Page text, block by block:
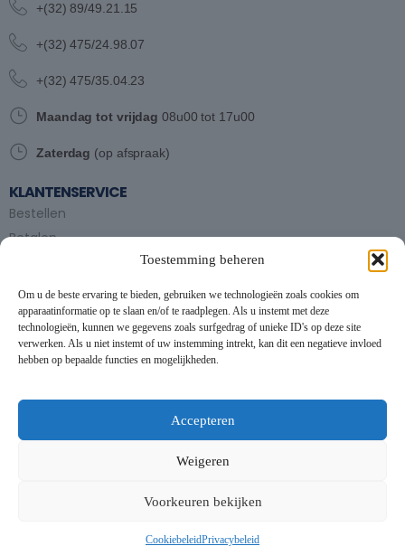
Toestemming beheren
Om u de beste ervaring te bieden, gebruiken we technologieën zoals cookies om
apparaatinformatie op te slaan en/of te raadplegen. Als u instemt met deze
technologieën, kunnen we gegevens zoals surfgedrag of unieke ID's op deze site
verwerken. Als u niet instemt of uw instemming intrekt, kan dit een negatieve invloed
hebben op bepaalde functies en mogelijkheden.
Accepteren
Weigeren
Voorkeuren bekijken
CookiebeleidPrivacybeleid
+(32) 89/49.21.15
+(32) 475/24.98.07
+(32) 475/35.04.23
Maandag tot vrijdag 08u00 tot 17u00
Zaterdag (op afspraak)
KLANTENSERVICE
Bestellen
Betalen
Partytent huren
Handleiding partytenten
VOORWAARDEN
Privacybeleid
Contact
Schrijf je in op onze nieuwsbrief en blijf op de hoogte van
This website uses cookies to improve your experience. By using
this website you agree to ourData Protection Policy